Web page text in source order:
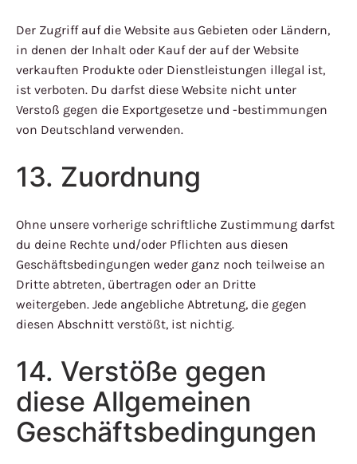
Der Zugriff auf die Website aus Gebieten oder Ländern,
in denen der Inhalt oder Kauf der auf der Website
verkauften Produkte oder Dienstleistungen illegal ist,
ist verboten. Du darfst diese Website nicht unter
Verstoß gegen die Exportgesetze und -bestimmungen
von Deutschland verwenden.
13. Zuordnung
Ohne unsere vorherige schriftliche Zustimmung darfst
du deine Rechte und/oder Pflichten aus diesen
Geschäftsbedingungen weder ganz noch teilweise an
Dritte abtreten, übertragen oder an Dritte
weitergeben. Jede angebliche Abtretung, die gegen
diesen Abschnitt verstößt, ist nichtig.
14. Verstöße gegen
diese Allgemeinen
Geschäftsbedingungen